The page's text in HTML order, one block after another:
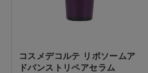
コスメデコルテ リポソームア
ドバンストリペアセラム